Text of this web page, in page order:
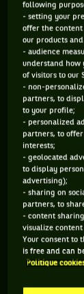
Pour ses
commencé
Anhelina
Jeunes Talents
Mirra
conte de fée
joueuse de 22
première
following
- setting your
offer the
our products and
- audience
understand how
of visitors to our
- non-
partners, to
to your profile;
- personalized
partners, to
interests;
- geolocated
to display
advertising);
- sharing on
partners, to
- content
visualize
Your consent to
is free and can
Politique